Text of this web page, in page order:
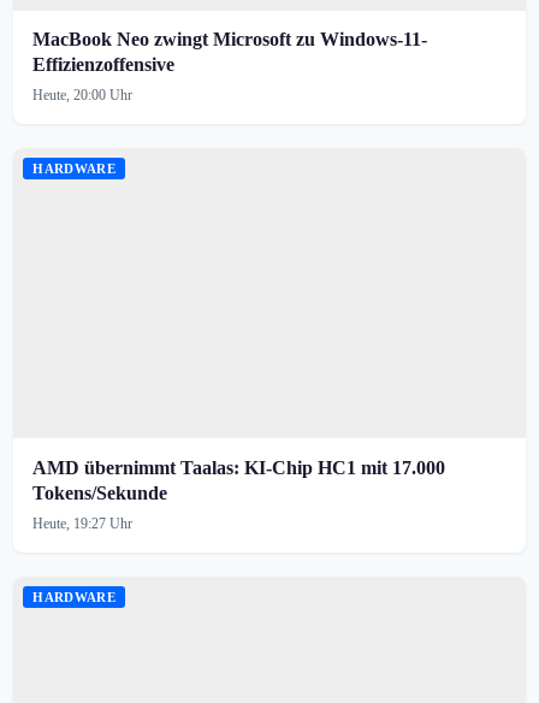
MacBook Neo zwingt Microsoft zu Windows-11-
Effizienzoffensive
Heute, 20:00 Uhr
HARDWARE
AMD übernimmt Taalas: KI-Chip HC1 mit 17.000
Tokens/Sekunde
Heute, 19:27 Uhr
HARDWARE